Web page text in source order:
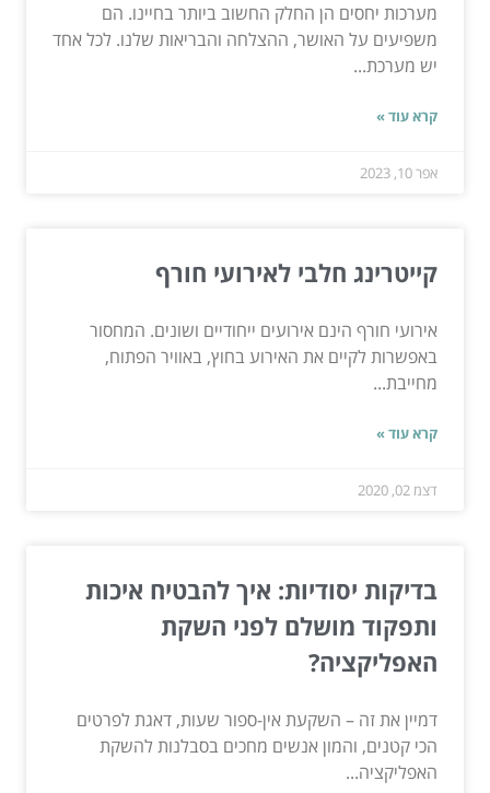
מערכות יחסים הן החלק החשוב ביותר בחיינו. הם
משפיעים על האושר, ההצלחה והבריאות שלנו. לכל אחד
יש מערכת...
קרא עוד »
אפר 10, 2023
קייטרינג חלבי לאירועי חורף
אירועי חורף הינם אירועים ייחודיים ושונים. המחסור
באפשרות לקיים את האירוע בחוץ, באוויר הפתוח,
מחייבת...
קרא עוד »
דצמ 02, 2020
בדיקות יסודיות: איך להבטיח איכות
ותפקוד מושלם לפני השקת
האפליקציה?
דמיין את זה – השקעת אין-ספור שעות, דאגת לפרטים
הכי קטנים, והמון אנשים מחכים בסבלנות להשקת
האפליקציה...